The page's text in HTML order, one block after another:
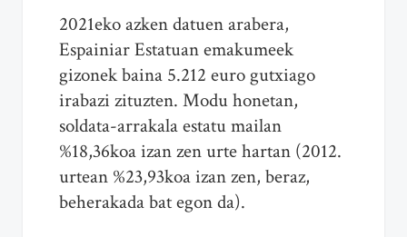
2021eko azken datuen arabera,
Espainiar Estatuan emakumeek
gizonek baina 5.212 euro gutxiago
irabazi zituzten. Modu honetan,
soldata-arrakala estatu mailan
%18,36koa izan zen urte hartan (2012.
urtean %23,93koa izan zen, beraz,
beherakada bat egon da).